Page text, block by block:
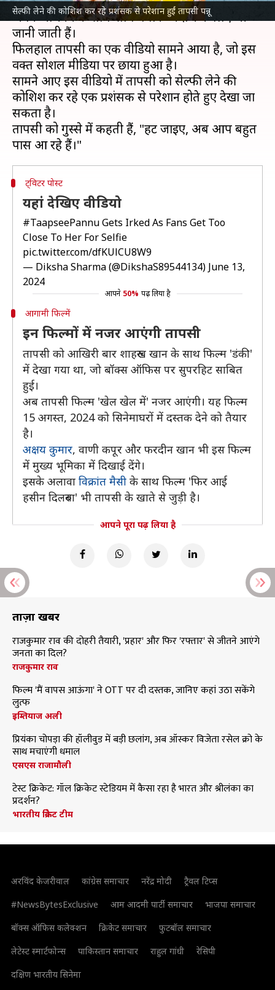
सेल्फी लेने की कोशिश कर रहे प्रशंसक से परेशान हुईं तापसी पन्नू
अपने अभिनय के साथ-साथ बेबाक अंदाज के लिए भी
जानी जाती हैं।
फिलहाल तापसी का एक वीडियो सामने आया है, जो इस
वक्त सोशल मीडिया पर छाया हुआ है।
सामने आए इस वीडियो में तापसी को सेल्फी लेने की
कोशिश कर रहे एक प्रशंसक से परेशान होते हुए देखा जा
सकता है।
तापसी को गुस्से में कहती हैं, "हट जाइए, अब आप बहुत
ट्विटर पोस्ट
यहां देखिए वीडियो
#TaapseePannuGets Irked As Fans Get Too
Close To Her For Selfie
pic.twitter.com/dfKUlCU8W9
— Diksha Sharma (@DikshaS89544134) June 13,
2024
आपने 50% पढ़ लिया है
आगामी फिल्में
इन फिल्मों में नजर आएंगी तापसी
तापसी को आखिरी बार शाहरुख खान के साथ फिल्म 'डंकी'
में देखा गया था, जो बॉक्स ऑफिस पर सुपरहिट साबित
हुई।
अब तापसी फिल्म 'खेल खेल में' नजर आएंगी। यह फिल्म
15 अगस्त, 2024 को सिनेमाघरों में दस्तक देने को तैयार
है।
अक्षय कुमार, वाणी कपूर और फरदीन खान भी इस फिल्म
में मुख्य भूमिका में दिखाई देंगे।
इसके अलावा विक्रांत मैसी के साथ फिल्म 'फिर आई
हसीन दिलरुबा' भी तापसी के खाते से जुड़ी है।
आपने पूरा पढ़ लिया है
ताज़ा खबरें
राजकुमार राव की दोहरी तैयारी, 'प्रहार' और फिर 'रफ्तार' से जीतने आएंगे
जनता का दिल?
राजकुमार राव
फिल्म 'मैं वापस आऊंगा' ने OTT पर दी दस्तक, जानिए कहां उठा सकेंगे
लुत्फ
इम्तियाज अली
प्रियंका चोपड़ा की हॉलीवुड में बड़ी छलांग, अब ऑस्कर विजेता रसेल क्रो के
साथ मचाएंगी धमाल
एसएस राजामौली
टेस्ट क्रिकेट: गॉल क्रिकेट स्टेडियम में कैसा रहा है भारत और श्रीलंका का
प्रदर्शन?
भारतीय क्रिकेट टीम
अरविंद केजरीवाल कांग्रेस समाचार नरेंद्र मोदी
ट्रैवल टिप्स
#NewsBytesExclusive
आम आदमी पार्टी समाचार
भाजपा समाचार
बॉक्स ऑफिस कलेक्शन
क्रिकेट समाचार
फुटबॉल समाचार
लेटेस्ट स्मार्टफोन्स
पाकिस्तान समाचार राहुल गांधी
रेसिपी
दक्षिण भारतीय सिनेमा